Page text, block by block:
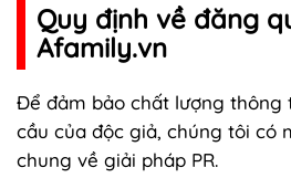
Quy định về đăng
Afamily.vn
Để đảm bảo chất lượng thông
cầu của độc giả, chúng tôi có
chung về giải pháp PR.